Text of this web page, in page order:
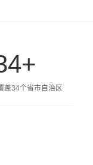
+
盖34个省市自治区